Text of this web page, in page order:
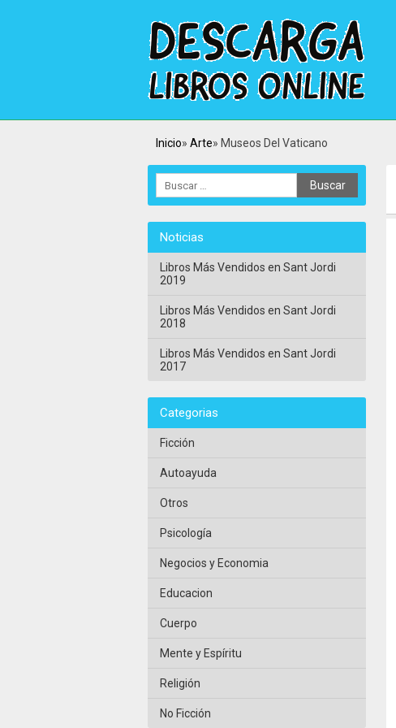
Inicio Arte Museos Del Vaticano
Noticias
Libros Más Vendidos en Sant Jordi
2019
Libros Más Vendidos en Sant Jordi
2018
Libros Más Vendidos en Sant Jordi
2017
Categorias
Ficción
Autoayuda
Otros
Psicología
Negocios y Economia
Educacion
Cuerpo
Mente y Espíritu
Religión
No Ficción